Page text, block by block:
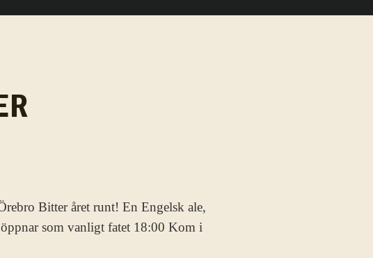
Bitter året runt! En Engelsk ale,
som vanligt fatet 18:00 Kom i